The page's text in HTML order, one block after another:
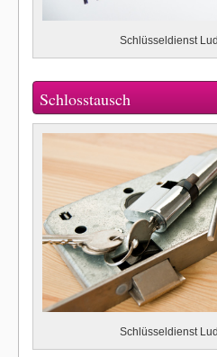
Schlüsseldienst
Schlosstausch
Schlüsseldienst